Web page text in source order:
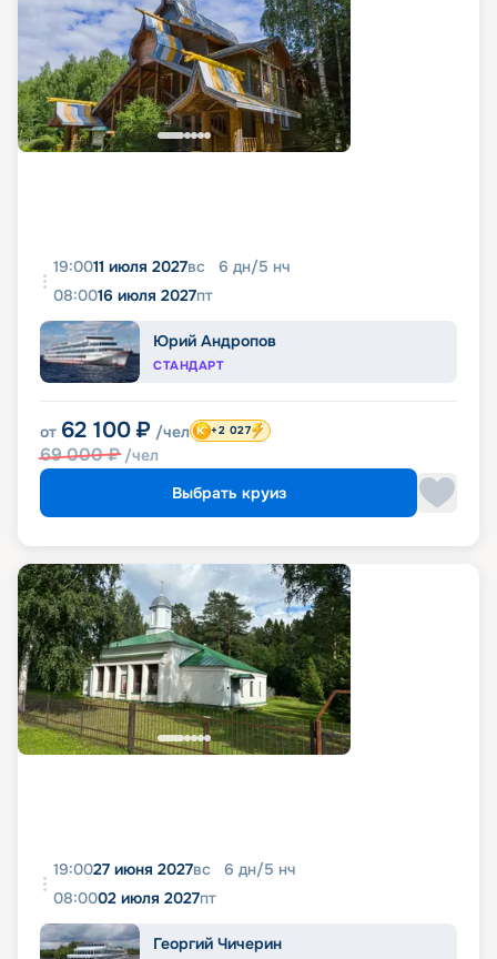
19:0011 июля 2027вс 6 дн/5 нч
08:0016 июля 2027пт
Юрий Андропов
СТАНДАРТ
от 62 100 ₽ /чел
69 000₽ /чел
+2 027
Выбрать круиз
19:0027 июня 2027вс 6 дн/5 нч
08:0002 июля 2027пт
Георгий Чичерин